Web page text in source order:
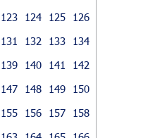
123 124 125
126
131 132 133
134
139 140 141
142
147 148 149
150
155 156 157
158